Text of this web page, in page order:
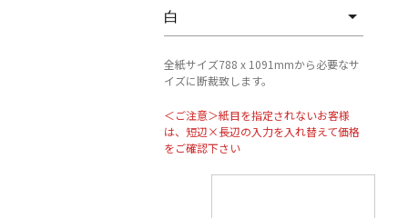
全紙サイズ788 x 1091mmから必要なサ
イズに断裁致します。
＜ご注意＞紙目を指定されないお客様
は、短辺×長辺の入力を入れ替えて価格
をご確認下さい